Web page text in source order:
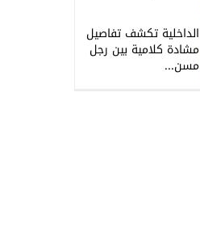
الداخلية تكشف تفاصيل
مشادة كلامية بين رجل
مسن...